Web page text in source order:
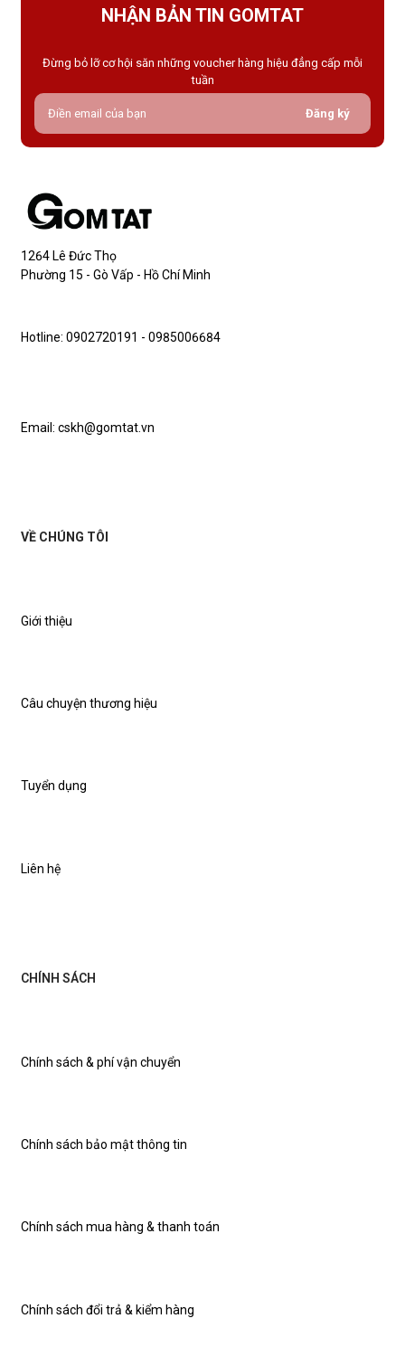
NHẬN BẢN TIN GOMTAT
Đừng bỏ lỡ cơ hội săn những voucher hàng hiệu đẳng cấp mỗi
tuần
Đăng ký
1264 Lê Đức Thọ
Phường 15 - Gò Vấp - Hồ Chí Minh
Hotline: 0902720191 - 0985006684
Email: cskh@gomtat.vn
VỀ CHÚNG TÔI
Giới thiệu
Câu chuyện thương hiệu
Tuyển dụng
Liên hệ
CHÍNH SÁCH
Chính sách bảo mật thông tin
Chính sách mua hàng & thanh toán
Chính sách đổi trả & kiểm hàng
Chính sách & phí vận chuyển